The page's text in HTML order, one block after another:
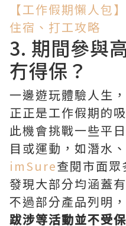
【工作假期懶人包
住宿、打工攻略
3. 期間參與
冇得保？
一邊遊玩體驗人生
正正是工作假期的
此機會挑戰一些平
目或運動，如潛水
imSure查閱市面眾
發現大部分均涵蓋
不過部分產品列明，
跋涉等活動並不受保